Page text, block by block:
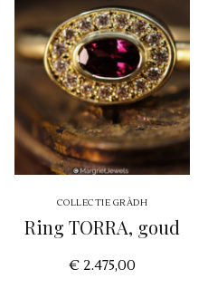
COLLECTIE GRÀDH
Ring TORRA, goud
€ 2.475,00